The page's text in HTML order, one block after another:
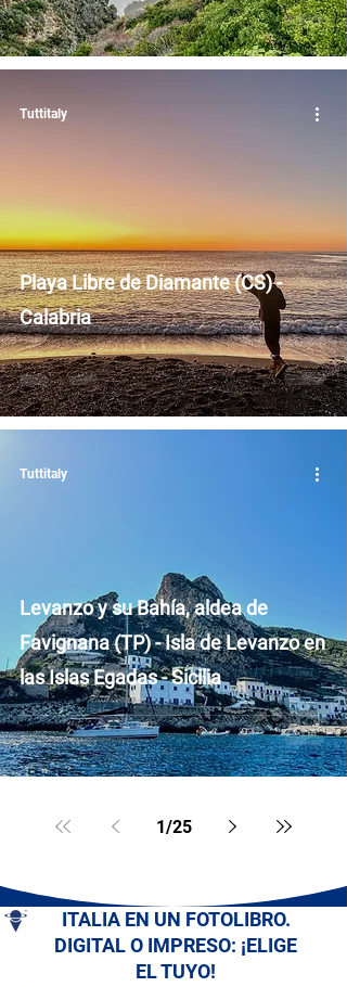
Playa Libre de Diamante (CS) -
Calabria
Tuttitaly
Levanzo y su Bahía, aldea de
Favignana (TP) - Isla de Levanzo en
las Islas Egadas - Sicilia
Tuttitaly
1/25
ITALIA EN UN FOTOLIBRO.
DIGITAL O IMPRESO: ¡ELIGE
EL TUYO!